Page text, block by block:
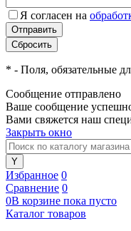
Я согласен на
* - Поля, обязательные
Сообщение отправлено
Ваше сообщение
Вами свяжется наш
Закрыть окно
Избранное 0
Сравнение 0
0В корзине пока пусто
Каталог товаров